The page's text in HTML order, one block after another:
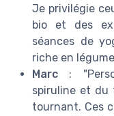
Je privilégie
bio et des
séances de
riche en
Marc :
spiruline et du
tournant. Ces